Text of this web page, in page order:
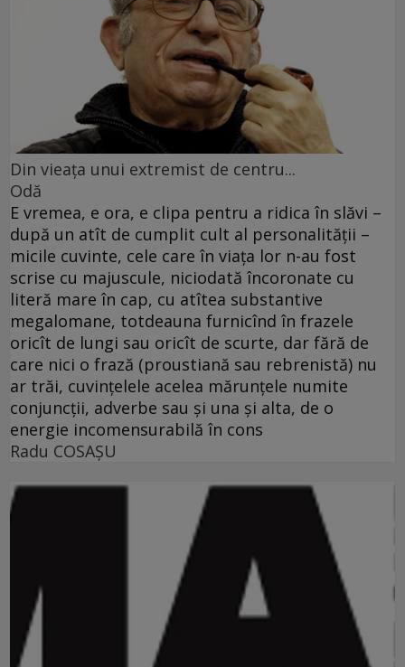
Din vieaţa unui extremist de centru...
Odă
E vremea, e ora, e clipa pentru a ridica în slăvi –
după un atît de cumplit cult al personalităţii –
micile cuvinte, cele care în viaţa lor n-au fost
scrise cu majuscule, niciodată încoronate cu
literă mare în cap, cu atîtea substantive
megalomane, totdeauna furnicînd în frazele
oricît de lungi sau oricît de scurte, dar fără de
care nici o frază (proustiană sau rebrenistă) nu
ar trăi, cuvinţelele acelea mărunţele numite
conjuncţii, adverbe sau şi una şi alta, de o
energie incomensurabilă în cons
Radu COSAŞU